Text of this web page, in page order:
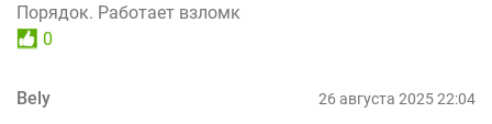
Порядок. Работает взломк
0
Bely 26 августа 2025 22:04